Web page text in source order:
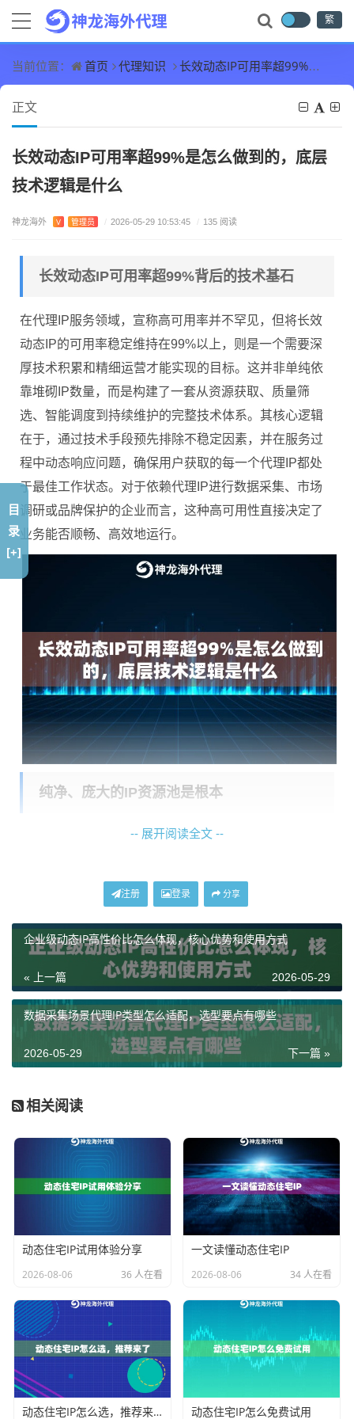
繁
当前位置： 首页 代理知识 长效动态IP可用率超99%是怎么做到的，底层技术逻辑是什么
正文
长效动态IP可用率超99%是怎么做到的，底层
技术逻辑是什么
神龙海外 V 管理员 / 2026-05-29 10:53:45 / 135 阅读
长效动态IP可用率超99%背后的技术基石
在代理IP服务领域，宣称高可用率并不罕见，但将长效
动态IP的可用率稳定维持在99%以上，则是一个需要深
厚技术积累和精细运营才能实现的目标。这并非单纯依
靠堆砌IP数量，而是构建了一套从资源获取、质量筛
选、智能调度到持续维护的完整技术体系。其核心逻辑
在于，通过技术手段预先排除不稳定因素，并在服务过
程中动态响应问题，确保用户获取的每一个代理IP都处
于最佳工作状态。对于依赖代理IP进行数据采集、市场
调研或品牌保护的企业而言，这种高可用性直接决定了
业务能否顺畅、高效地运行。
纯净、庞大的IP资源池是根本
要实现超高可用率，首先必须拥有一个量级足够大、且
的充足和清洁是保证供水质量的前提。我们的服务通过
整合全球超过200个国家和地区的网络资源，构建了超过
9000万个纯净IP的庞大资源池。这里的“纯净”至关重要，
它意味着这些IP地址没有被公开滥用、未被主要网站和
服务商列入黑名单，且来源合规。我们通过机器算法与
人工审核相结合的方式，对IP进行实时更新和去重，不
断剔除失效或被污染的IP，同时补充新鲜资源。这种动
态的“新陈代谢”机制，确保了IP池的整体健康度，为高可
智能调度与实时健康检查机制
拥有了优质的IP资源，下一步是如何高效、精准地将它
们分配给用户。这正是智能调度系统的用武之地。当用
户通过我们的服务提取一个国外动态IP时，系统并非随
机分配，而是基于一套复杂的评分模型。这个模型会实
时考量每个IP的多维状态：
连接速度、历史成功率、当
前并发负载、目标网站的访问历史等。系统会优先分配
那些得分高、状态稳定的IP给用户。更重要的是，这套
系统在IP被使用期间也在持续工作。它会进行毫秒级的
健康检查，一旦侦测到某个IP出现响应或连接失败，便
会立即将其从可用队列中隔离，并自动为用户切换到同
区域、同质量的备用IP上。这个过程通常用户无感知，
-- 展开阅读全文 --
注册 登录 分享
企业级动态IP高性价比怎么体现，核心优势和使用方式
« 上一篇 2026-05-29
数据采集场景代理IP类型怎么适配，选型要点有哪些
下一篇 »
2026-05-29
相关阅读
动态住宅IP试用体验分享
2026-08-06 36 人在看
一文读懂动态住宅IP
2026-08-06 34 人在看
动态住宅IP怎么选，推荐来了 动态住宅IP怎么免费试用
目
录
[+]